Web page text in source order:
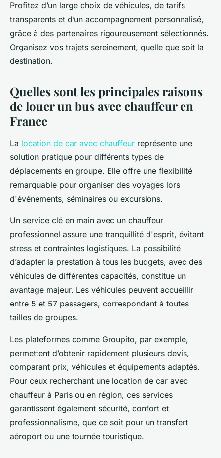
Profitez d’un large choix de véhicules, de tarifs
transparents et d’un accompagnement personnalisé,
grâce à des partenaires rigoureusement sélectionnés.
Organisez vos trajets sereinement, quelle que soit la
destination.
Quelles sont les principales raisons
de louer un bus avec chauffeur en
France
La location de car avec chauffeur représente une
solution pratique pour différents types de
déplacements en groupe. Elle offre une flexibilité
remarquable pour organiser des voyages lors
d'événements, séminaires ou excursions.
Un service clé en main avec un chauffeur
professionnel assure une tranquillité d'esprit, évitant
stress et contraintes logistiques. La possibilité
d’adapter la prestation à tous les budgets, avec des
véhicules de différentes capacités, constitue un
avantage majeur. Les véhicules peuvent accueillir
entre 5 et 57 passagers, correspondant à toutes
tailles de groupes.
Les plateformes comme Groupito, par exemple,
permettent d’obtenir rapidement plusieurs devis,
comparant prix, véhicules et équipements adaptés.
Pour ceux recherchant une location de car avec
chauffeur à Paris ou en région, ces services
garantissent également sécurité, confort et
professionnalisme, que ce soit pour un transfert
aéroport ou une tournée touristique.